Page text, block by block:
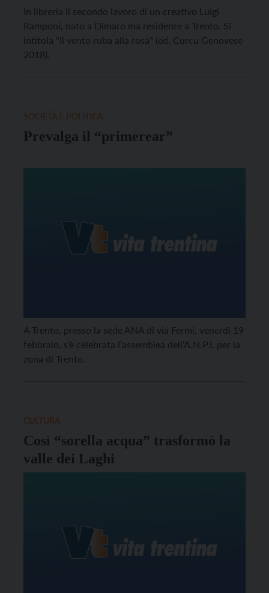
In libreria il secondo lavoro di un creativo Luigi
Ramponi, nato a Dimaro ma residente a Trento. Si
intitola "Il vento ruba alla rosa" (ed. Curcu Genovese
2018).
Prevalga il “primerear”
A Trento, presso la sede ANA di via Fermi, venerdì 19
febbraio, s’è celebrata l’assemblea dell’A.N.P.I. per la
zona di Trento.
Così “sorella acqua” trasformò la
valle dei Laghi